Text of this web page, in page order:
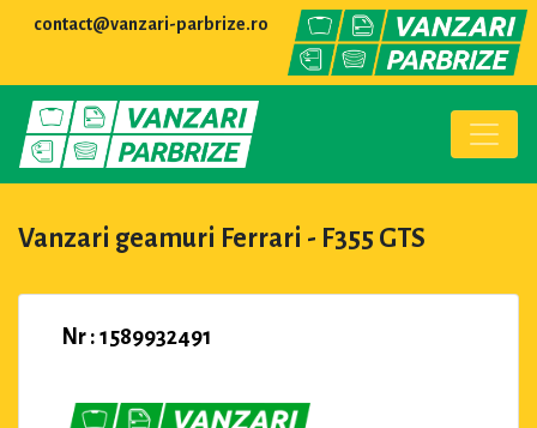
contact@vanzari-parbrize.ro
Vanzari geamuri Ferrari - F355 GTS
Nr : 1589932491